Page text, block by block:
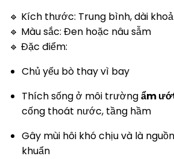
🔹 Kích thước: Trung bình, dài
🔹 Màu sắc: Đen hoặc nâu sẫm
🔹 Đặc điểm:
Chủ yếu bò thay vì bay
Thích sống ở môi trườngẩm
cống thoát nước, tầng hầm
Gây mùi hôi khó chịu và là
khuẩn